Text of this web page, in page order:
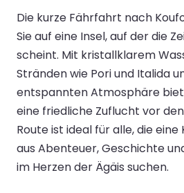
Die kurze Fährfahrt nach
Sie auf eine Insel, auf der die
scheint. Mit kristallklarem
Stränden wie Pori und Italida
entspannten Atmosphäre
eine friedliche Zuflucht vor
Route ist ideal für alle, die
aus Abenteuer, Geschichte
im Herzen der Ägäis suchen.